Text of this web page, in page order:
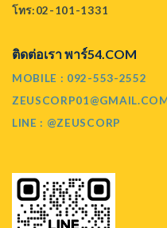
โทร:02-101-1331
ติดต่อเรา พาร์54.COM
MOBILE : 092-553-2552
LINE : @ZEUSCORP